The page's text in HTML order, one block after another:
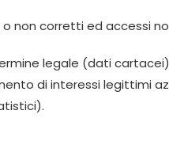
non corretti ed accessi
legale (dati cartacei)
di interessi legittimi